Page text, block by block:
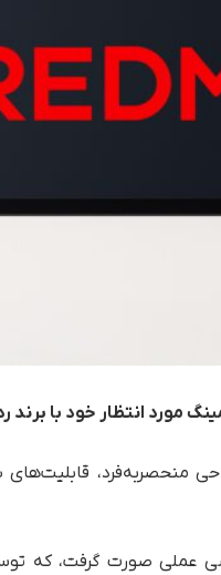
مورد انتظار خود با برند
منحصربه‌فرد،
عملی صورت گرفت، که